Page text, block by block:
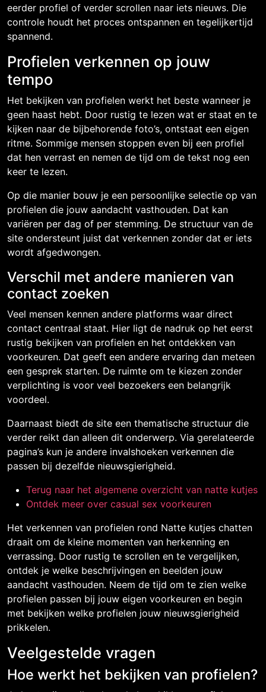
eerder profiel of verder scrollen naar iets nieuws. Die
controle houdt het proces ontspannen en tegelijkertijd
spannend.
Profielen verkennen op jouw
tempo
Het bekijken van profielen werkt het beste wanneer je
geen haast hebt. Door rustig te lezen wat er staat en te
kijken naar de bijbehorende foto’s, ontstaat een eigen
ritme. Sommige mensen stoppen even bij een profiel
dat hen verrast en nemen de tijd om de tekst nog een
keer te lezen.
Op die manier bouw je een persoonlijke selectie op van
profielen die jouw aandacht vasthouden. Dat kan
variëren per dag of per stemming. De structuur van de
site ondersteunt juist dat verkennen zonder dat er iets
wordt afgedwongen.
Verschil met andere manieren van
contact zoeken
Veel mensen kennen andere platforms waar direct
contact centraal staat. Hier ligt de nadruk op het eerst
rustig bekijken van profielen en het ontdekken van
voorkeuren. Dat geeft een andere ervaring dan meteen
een gesprek starten. De ruimte om te kiezen zonder
verplichting is voor veel bezoekers een belangrijk
voordeel.
Daarnaast biedt de site een thematische structuur die
verder reikt dan alleen dit onderwerp. Via gerelateerde
pagina’s kun je andere invalshoeken verkennen die
passen bij dezelfde nieuwsgierigheid.
Terug naar het algemene overzicht van natte kutjes
Ontdek meer over casual sex voorkeuren
Het verkennen van profielen rond Natte kutjes chatten
draait om de kleine momenten van herkenning en
verrassing. Door rustig te scrollen en te vergelijken,
ontdek je welke beschrijvingen en beelden jouw
aandacht vasthouden. Neem de tijd om te zien welke
profielen passen bij jouw eigen voorkeuren en begin
met bekijken welke profielen jouw nieuwsgierigheid
prikkelen.
Veelgestelde vragen
Hoe werkt het bekijken van profielen?